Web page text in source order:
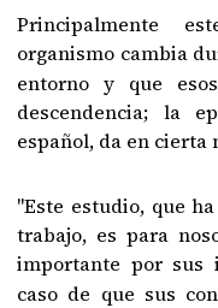
Principalmente
organismo cambia
entorno y que
descendencia; la
español, da en cierta
"Este estudio, que
trabajo, es para
importante por sus
caso de que sus